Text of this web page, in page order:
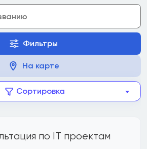
Фильтры
На карте
Сортировка
по IT проектам